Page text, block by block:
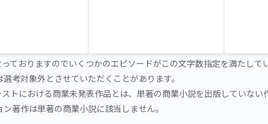
ておりますのでいくつかのエピソードがこの文字数指定を満たし
考対象外とさせていただくことがあります。
トにおける商業未発表作品とは、単著の商業小説を出版していな
ン著作は単著の商業小説に該当しません。